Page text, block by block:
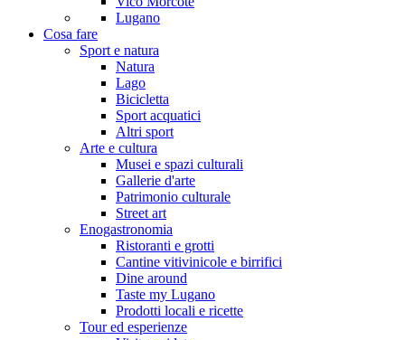
Lugano
Cosa fare
Sport e natura
Natura
Lago
Bicicletta
Sport acquatici
Altri sport
Arte e cultura
Musei e spazi culturali
Gallerie d'arte
Patrimonio culturale
Street art
Enogastronomia
Ristoranti e grotti
Cantine vitivinicole e birrifici
Dine around
Taste my Lugano
Prodotti locali e ricette
Tour ed esperienze